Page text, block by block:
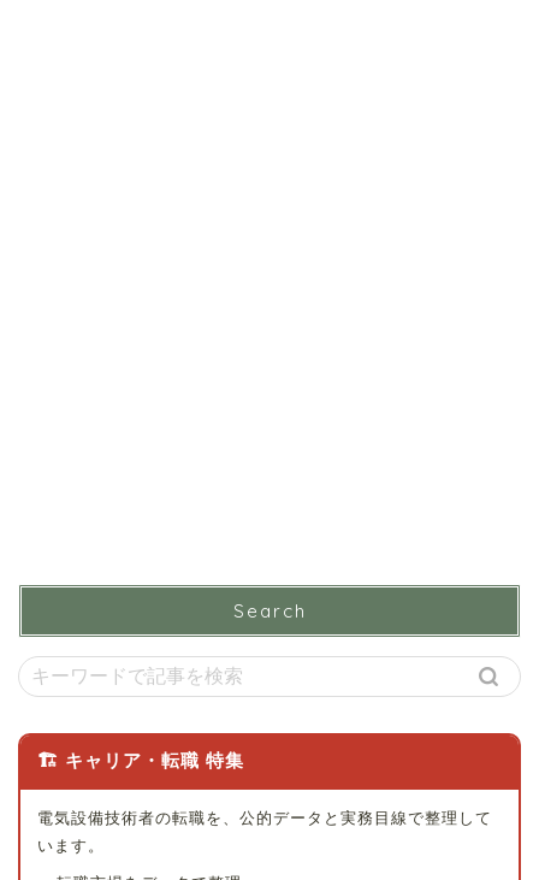
Search
🏗 キャリア・転職 特集
電気設備技術者の転職を、公的データと実務目線で整理して
います。